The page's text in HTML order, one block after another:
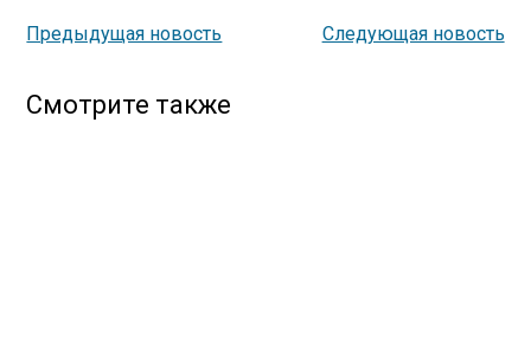
Предыдущая новость Следующая новость
Смотрите также